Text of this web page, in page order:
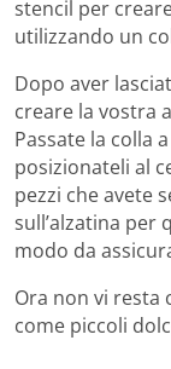
stencil per
utilizzando un
Dopo aver
creare la vostra
Passate la colla
posizionateli al
pezzi che avete
sull’alzatina per
modo da
Ora non vi
come piccoli